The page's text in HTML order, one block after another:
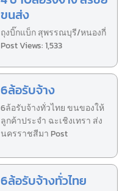
ขนส่ง
ถุงบิ๊กแบ็ก สุพรรณบุรี/หนองกี่
Post Views: 1,533
6ล้อรับจ้าง
6ล้อรับจ้างทั่วไทย ขนของให้
ลูกค้าประจำ ฉะเชิงเทรา ส่ง
นครราชสีมา Post
6ล้อรับจ้างทั่วไทย